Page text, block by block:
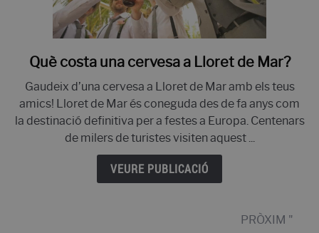
enllaç
Què
costa
una
cervesa
a
Lloret
Què costa una cervesa a Lloret de Mar?
Gaudeix d’una cervesa a Lloret de Mar amb els teus
amics! Lloret de Mar és coneguda des de fa anys com
la destinació definitiva per a festes a Europa. Centenars
de milers de turistes visiten aquest ...
VEURE PUBLICACIÓ
PRÒXIM "